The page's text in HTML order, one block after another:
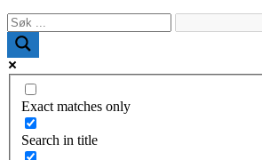
Exact matches only
Search in title